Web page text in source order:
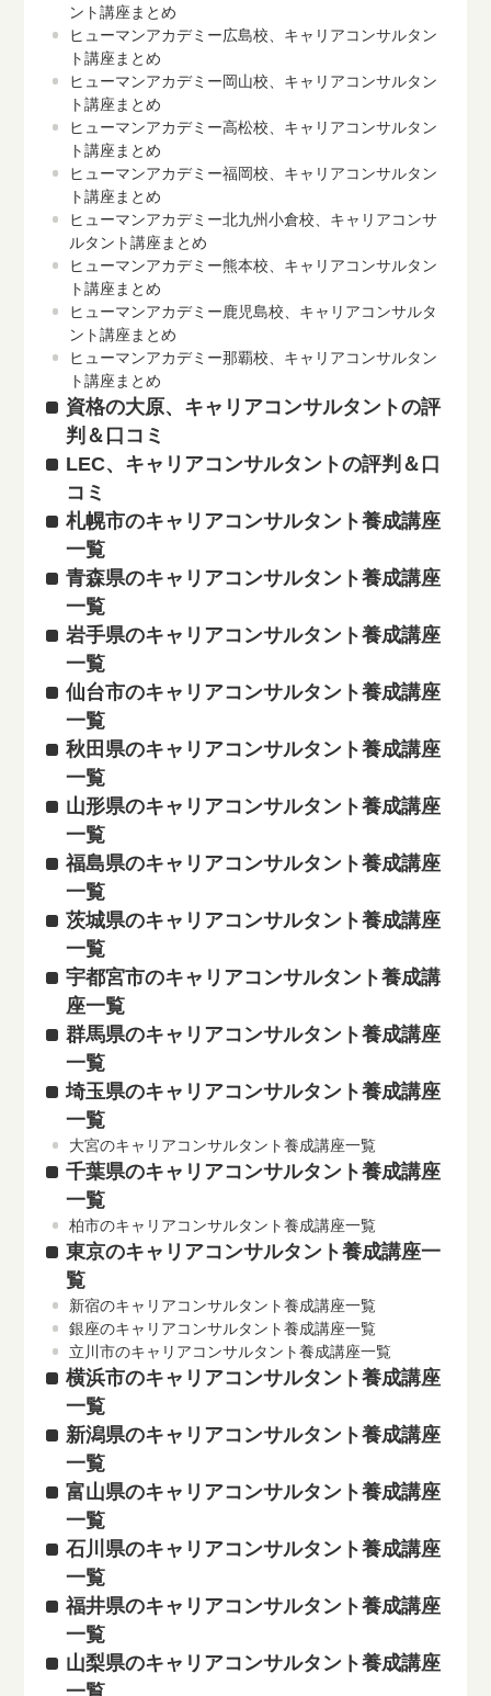
ント講座まとめ
ヒューマンアカデミー広島校、キャリアコンサルタン
ト講座まとめ
ヒューマンアカデミー岡山校、キャリアコンサルタン
ト講座まとめ
ヒューマンアカデミー高松校、キャリアコンサルタン
ト講座まとめ
ヒューマンアカデミー福岡校、キャリアコンサルタン
ト講座まとめ
ヒューマンアカデミー北九州小倉校、キャリアコンサ
ルタント講座まとめ
ヒューマンアカデミー熊本校、キャリアコンサルタン
ト講座まとめ
ヒューマンアカデミー鹿児島校、キャリアコンサルタ
ント講座まとめ
ヒューマンアカデミー那覇校、キャリアコンサルタン
ト講座まとめ
資格の大原、キャリアコンサルタントの評
判＆口コミ
LEC、キャリアコンサルタントの評判＆口
コミ
札幌市のキャリアコンサルタント養成講座
一覧
青森県のキャリアコンサルタント養成講座
一覧
岩手県のキャリアコンサルタント養成講座
一覧
仙台市のキャリアコンサルタント養成講座
一覧
秋田県のキャリアコンサルタント養成講座
一覧
山形県のキャリアコンサルタント養成講座
一覧
福島県のキャリアコンサルタント養成講座
一覧
茨城県のキャリアコンサルタント養成講座
一覧
宇都宮市のキャリアコンサルタント養成講
座一覧
群馬県のキャリアコンサルタント養成講座
一覧
埼玉県のキャリアコンサルタント養成講座
一覧
大宮のキャリアコンサルタント養成講座一覧
千葉県のキャリアコンサルタント養成講座
一覧
柏市のキャリアコンサルタント養成講座一覧
東京のキャリアコンサルタント養成講座一
覧
新宿のキャリアコンサルタント養成講座一覧
銀座のキャリアコンサルタント養成講座一覧
立川市のキャリアコンサルタント養成講座一覧
横浜市のキャリアコンサルタント養成講座
一覧
新潟県のキャリアコンサルタント養成講座
一覧
富山県のキャリアコンサルタント養成講座
一覧
石川県のキャリアコンサルタント養成講座
一覧
福井県のキャリアコンサルタント養成講座
一覧
山梨県のキャリアコンサルタント養成講座